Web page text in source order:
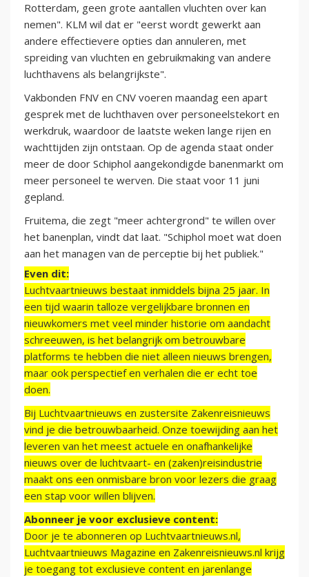
Rotterdam, geen grote aantallen vluchten over kan
nemen". KLM wil dat er "eerst wordt gewerkt aan
andere effectievere opties dan annuleren, met
spreiding van vluchten en gebruikmaking van andere
luchthavens als belangrijkste".
Vakbonden FNV en CNV voeren maandag een apart
gesprek met de luchthaven over personeelstekort en
werkdruk, waardoor de laatste weken lange rijen en
wachttijden zijn ontstaan. Op de agenda staat onder
meer de door Schiphol aangekondigde banenmarkt om
meer personeel te werven. Die staat voor 11 juni
gepland.
Fruitema, die zegt "meer achtergrond" te willen over
het banenplan, vindt dat laat. "Schiphol moet wat doen
aan het managen van de perceptie bij het publiek."
Even dit:
Luchtvaartnieuws bestaat inmiddels bijna 25 jaar. In
een tijd waarin talloze vergelijkbare bronnen en
nieuwkomers met veel minder historie om aandacht
schreeuwen, is het belangrijk om betrouwbare
platforms te hebben die niet alleen nieuws brengen,
maar ook perspectief en verhalen die er echt toe
doen.
Bij Luchtvaartnieuws en zustersite Zakenreisnieuws
vind je die betrouwbaarheid. Onze toewijding aan het
leveren van het meest actuele en onafhankelijke
nieuws over de luchtvaart- en (zaken)reisindustrie
maakt ons een onmisbare bron voor lezers die graag
een stap voor willen blijven.
Abonneer je voor exclusieve content:
Door je te abonneren op Luchtvaartnieuws.nl,
Luchtvaartnieuws Magazine en Zakenreisnieuws.nl krijg
je toegang tot exclusieve content en jarenlange